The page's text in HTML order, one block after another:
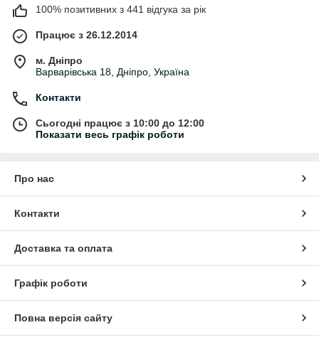
фарбувався кузов автомобіля, чи використовувалась
шпаклівка та чи проводився кузовний ремонт. Прилад
допомагає виявити сліди ДТП та перевірити реальний стан
автомобіля перед покупкою.
Що входить у категорію «Автомобільні
товщиноміри»
• товщиноміри лакофарбового покриття
• цифрові товщиноміри
• професійні товщиноміри
• електронні товщиноміри
• товщиноміри для сталі та алюмінію
• компактні автомобільні товщиноміри
Для чого використовуються
Товщиноміри застосовуються для:
• перевірки авто перед покупкою
100% позитивних з 441 відгука за рік
Працює з 26.12.2014
м. Дніпро
Варварівська 18, Дніпро, Україна
Контакти
Сьогодні працює з 10:00 до 12:00
Показати весь графік роботи
Про нас
Контакти
Доставка та оплата
Графік роботи
Повна версія сайту